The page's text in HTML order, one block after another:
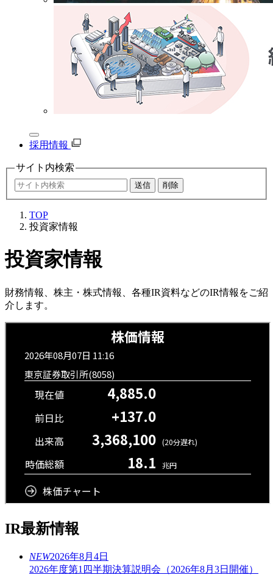
採用情報
サイト内検索
TOP
投資家情報
投資家情報
財務情報、株主・株式情報、各種IR資料などのIR情報をご紹
介します。
IR最新情報
NEW2026年8月4日
2026年度第1四半期決算説明会（2026年8月3日開催）